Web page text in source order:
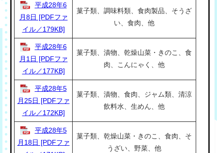
平成28年6
月8日 [PDFファ
イル／179KB]
菓子類、調味料類、食肉製品、そうざ
い、食肉、他
平成28年6
月1日 [PDFファ
イル／177KB]
菓子類、漬物、乾燥山菜・きのこ、食
肉、こんにゃく、他
平成28年5
月25日 [PDFファ
イル／172KB]
菓子類、漬物、食肉、ジャム類、清涼
飲料水、生めん、他
平成28年5
月18日 [PDFファ
菓子類、乾燥山菜・きのこ、食肉、そ
うざい、野菜、他